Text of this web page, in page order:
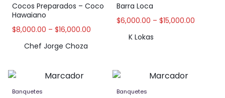
Cocos Preparados – Coco
Hawaiano
$8,000.00 – $16,000.00
Chef Jorge Choza
Barra Loca
$6,000.00 – $15,000.00
K Lokas
Banquetes Banquetes